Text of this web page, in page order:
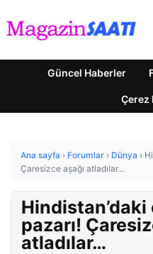
Güncel Haberler
Çerez
Ana sayfa › Forumlar › Dünya ›
Çaresizce aşağı atladılar…
pazarı!
atladılar…